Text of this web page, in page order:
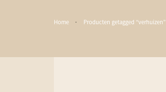
Home · Producten getagged “verhuizen”